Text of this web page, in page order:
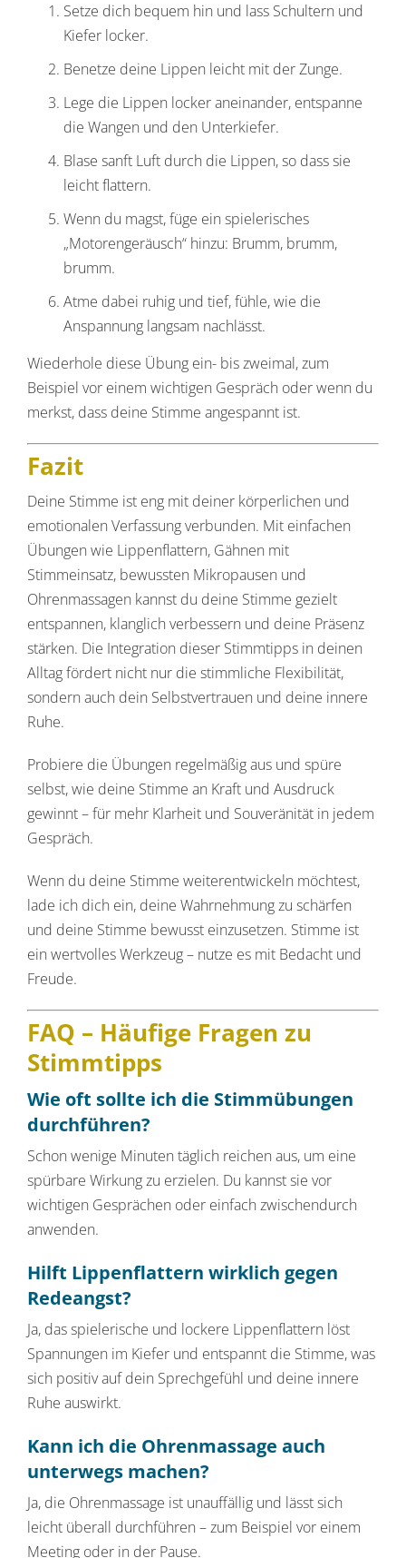
Setze dich bequem hin und lass Schultern und
Kiefer locker.
Benetze deine Lippen leicht mit der Zunge.
Lege die Lippen locker aneinander, entspanne
die Wangen und den Unterkiefer.
Blase sanft Luft durch die Lippen, so dass sie
leicht flattern.
Wenn du magst, füge ein spielerisches
„Motorengeräusch“ hinzu: Brumm, brumm,
brumm.
Atme dabei ruhig und tief, fühle, wie die
Anspannung langsam nachlässt.
Wiederhole diese Übung ein- bis zweimal, zum
Beispiel vor einem wichtigen Gespräch oder wenn du
merkst, dass deine Stimme angespannt ist.
Fazit
Deine Stimme ist eng mit deiner körperlichen und
emotionalen Verfassung verbunden. Mit einfachen
Übungen wie Lippenflattern, Gähnen mit
Stimmeinsatz, bewussten Mikropausen und
Ohrenmassagen kannst du deine Stimme gezielt
entspannen, klanglich verbessern und deine Präsenz
stärken. Die Integration dieser Stimmtipps in deinen
Alltag fördert nicht nur die stimmliche Flexibilität,
sondern auch dein Selbstvertrauen und deine innere
Ruhe.
Probiere die Übungen regelmäßig aus und spüre
selbst, wie deine Stimme an Kraft und Ausdruck
gewinnt – für mehr Klarheit und Souveränität in jedem
Gespräch.
Wenn du deine Stimme weiterentwickeln möchtest,
lade ich dich ein, deine Wahrnehmung zu schärfen
und deine Stimme bewusst einzusetzen. Stimme ist
ein wertvolles Werkzeug – nutze es mit Bedacht und
Freude.
FAQ – Häufige Fragen zu
Stimmtipps
Wie oft sollte ich die Stimmübungen
durchführen?
Schon wenige Minuten täglich reichen aus, um eine
spürbare Wirkung zu erzielen. Du kannst sie vor
wichtigen Gesprächen oder einfach zwischendurch
anwenden.
Hilft Lippenflattern wirklich gegen
Redeangst?
Ja, das spielerische und lockere Lippenflattern löst
Spannungen im Kiefer und entspannt die Stimme, was
sich positiv auf dein Sprechgefühl und deine innere
Ruhe auswirkt.
Kann ich die Ohrenmassage auch
unterwegs machen?
Ja, die Ohrenmassage ist unauffällig und lässt sich
leicht überall durchführen – zum Beispiel vor einem
Meeting oder in der Pause.